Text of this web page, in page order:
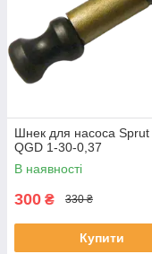
Шнек для насоса Sprut
QGD 1-30-0,37
В наявності
300 ₴ 330 ₴
Купити